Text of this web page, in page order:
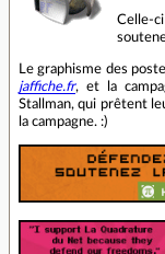
Celle-
Le graphisme des
jaffiche.fr, et la
Stallman, qui prêtent
la campagne. :)